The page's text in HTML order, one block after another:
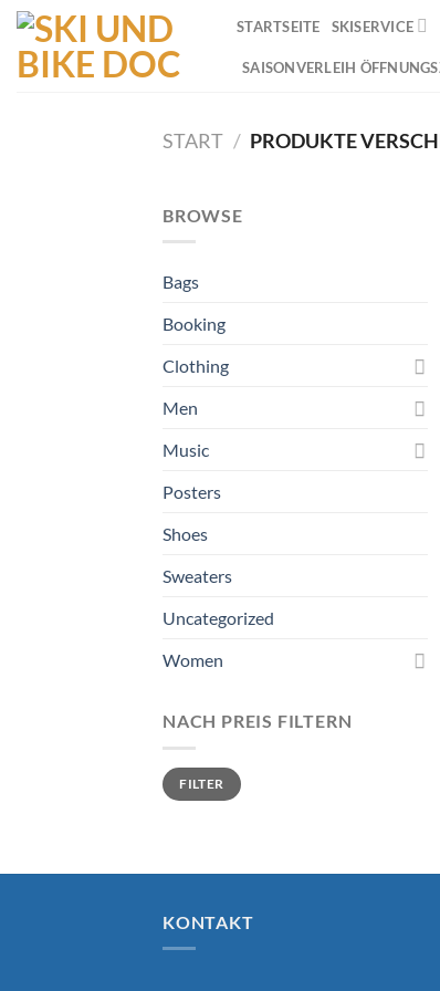
Zum
Inhalt
springen
STARTSEITE SKISERVICE
SAISONVERLEIH
START / PRODUKTE
BROWSE
Bags
Booking
Clothing
Men
Music
Posters
Shoes
Sweaters
Uncategorized
Women
NACH PREIS FILTERN
Min.
Preis
Max.
PreisFILTER
KONTAKT